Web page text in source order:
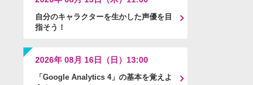
自分のキャラクターを生かした声優を目
指そう！
2026年 08月 16日（日）13:00
「Google Analytics 4」の基本を覚えよ